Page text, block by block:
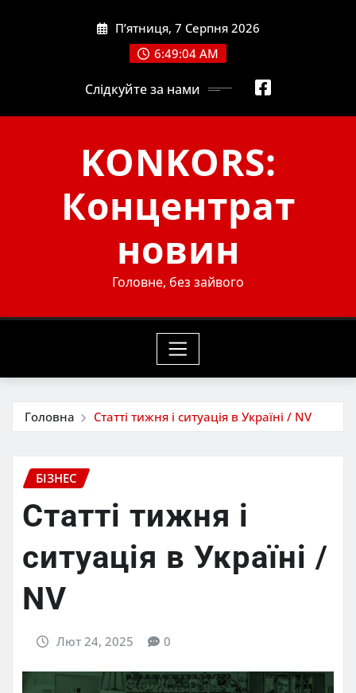
П’ятниця, 7 Серпня 2026
6:49:06 AM
Слідкуйте за нами
KONKORS:
Концентрат
новин
Головне, без зайвого
Головна Статті тижня і ситуація в Україні / NV
БІЗНЕС
Статті тижня і
ситуація в Україні /
NV
Лют 24, 2025 0